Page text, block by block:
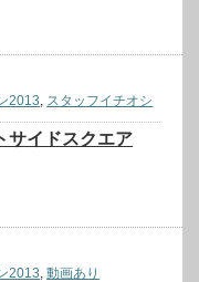
2013
スタッフイチオシ
サイドスクエア
2013,動画あり